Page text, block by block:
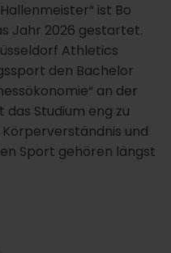
ist Bo
Jahr 2026 gestartet.
Athletics
den Bachelor
an der
das Studium eng zu
und
Sport gehören längst